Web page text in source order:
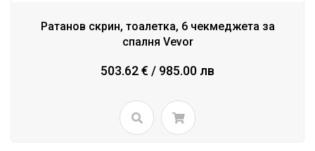
Ратанов скрин, тоалетка, 6 чекмеджета за
спалня Vevor
503.62 € / 985.00 лв